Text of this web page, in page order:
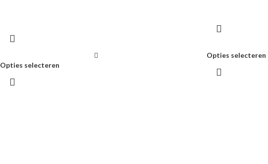
Opties selecteren
Opties selecteren